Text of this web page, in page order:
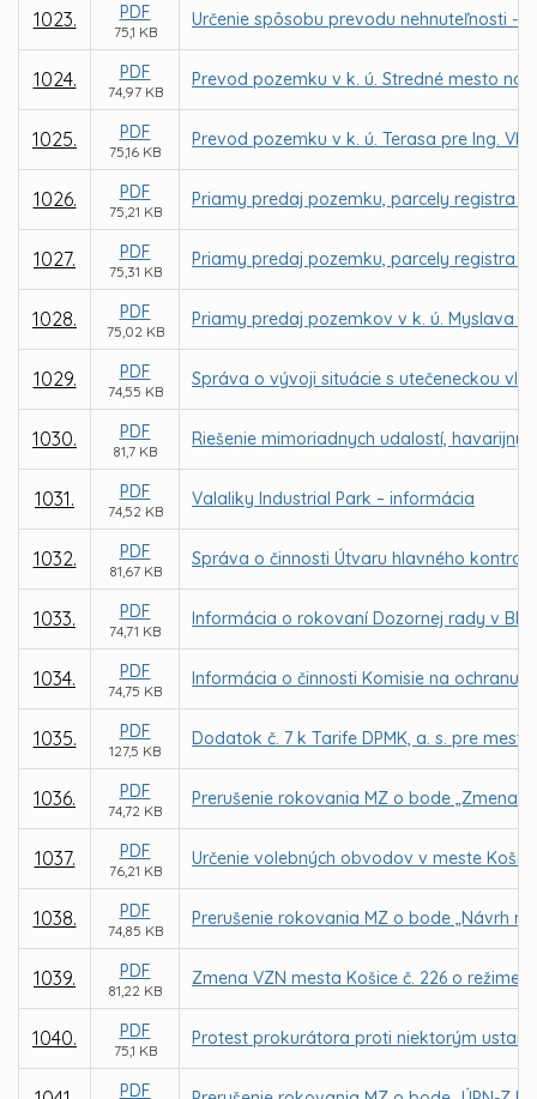
1023. PDF
75,1 KB
Určenie spôsobu prevodu nehnuteľnosti -
1024. PDF
74,97 KB
Prevod pozemku v k. ú. Stredné mesto na
1025. PDF
75,16 KB
Prevod pozemku v k. ú. Terasa pre Ing.
1026. PDF
75,21 KB
Priamy predaj pozemku, parcely registra
1027. PDF
75,31 KB
Priamy predaj pozemku, parcely registra E
1028. PDF
75,02 KB
Priamy predaj pozemkov v k. ú. Myslava
1029. PDF
74,55 KB
Správa o vývoji situácie s utečeneckou
1030. PDF
81,7 KB
Riešenie mimoriadnych udalostí,
1031. PDF
74,52 KB
Valaliky Industrial Park – informácia
1032. PDF
81,67 KB
Správa o činnosti Útvaru hlavného
1033. PDF
74,71 KB
Informácia o rokovaní Dozornej rady v
1034. PDF
74,75 KB
Informácia o činnosti Komisie na ochranu
1035. PDF
127,5 KB
Dodatok č. 7 k Tarife DPMK, a. s. pre
1036. PDF
74,72 KB
Prerušenie rokovania MZ o bode „Zmena
1037. PDF
76,21 KB
Určenie volebných obvodov v meste
1038. PDF
74,85 KB
Prerušenie rokovania MZ o bode „Návrh
1039. PDF
81,22 KB
Zmena VZN mesta Košice č. 226 o režime
1040. PDF
75,1 KB
Protest prokurátora proti niektorým
PDF